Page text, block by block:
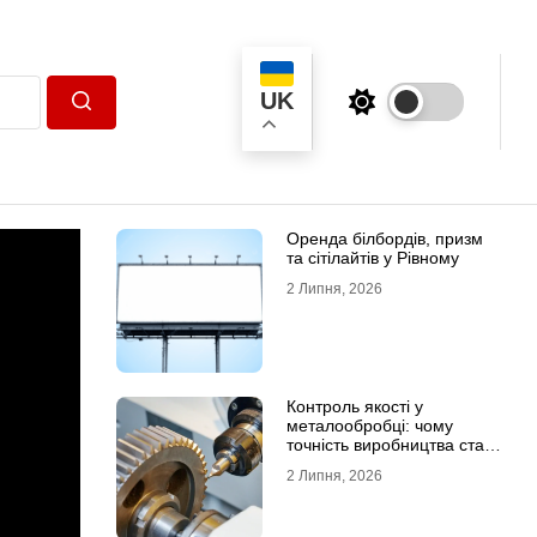
UK
Оренда білбордів, призм
та сітілайтів у Рівному
2 Липня, 2026
Контроль якості у
металообробці: чому
точність виробництва стає
перевагою
2 Липня, 2026